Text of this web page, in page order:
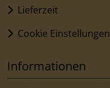
Lieferzeit
Cookie Einstellungen
Informationen